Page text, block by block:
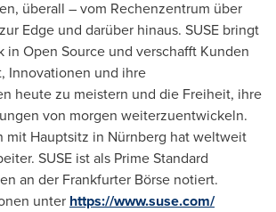
überall – vom Rechenzentrum über
Edge und darüber hinaus. SUSE bringt
in Open Source und verschafft Kunden
Innovationen und ihre
heute zu meistern und die Freiheit, ihre
von morgen weiterzuentwickeln.
mit Hauptsitz in Nürnberg hat weltweit
SUSE ist als Prime Standard
an der Frankfurter Börse notiert.
unter https://www.suse.com/